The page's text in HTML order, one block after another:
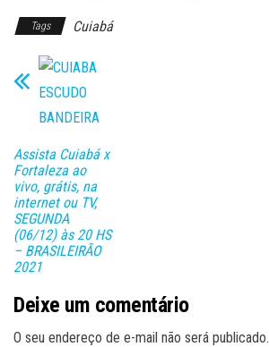
Tags Cuiabá
Assista Cuiabá x
Fortaleza ao
vivo, grátis, na
internet ou TV,
SEGUNDA
(06/12) às 20 HS
– BRASILEIRÃO
2021
Deixe um comentário
O seu endereço de e-mail não será publicado.